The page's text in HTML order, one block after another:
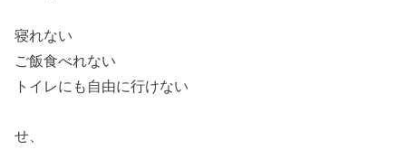
寝れない
ご飯食べれない
トイレにも自由に行けない
せ、